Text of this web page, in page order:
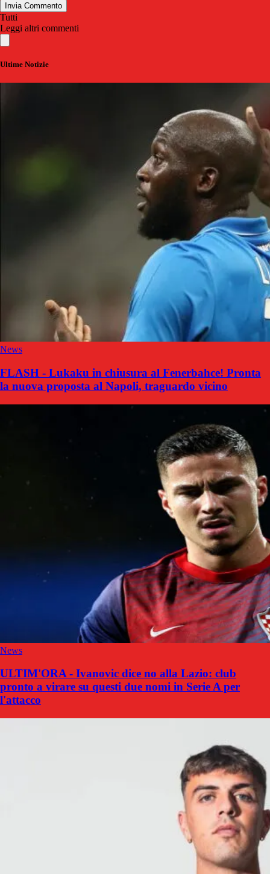
Invia Commento
Tutti
Leggi altri commenti
Ultime Notizie
News
FLASH - Lukaku in chiusura al Fenerbahce! Pronta
la nuova proposta al Napoli, traguardo vicino
News
ULTIM'ORA - Ivanovic dice no alla Lazio: club
pronto a virare su questi due nomi in Serie A per
l'attacco